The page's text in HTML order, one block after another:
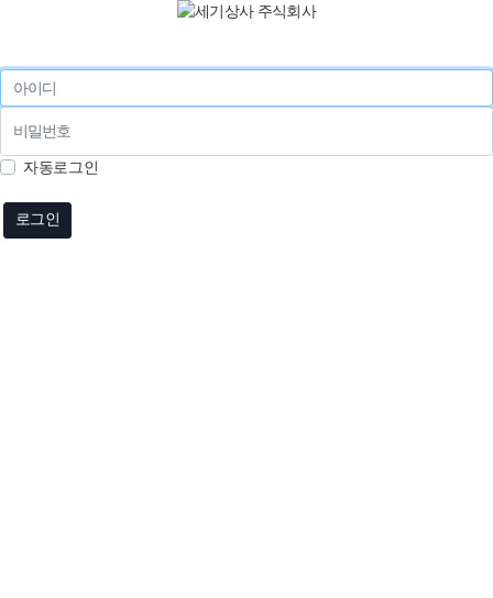
아이디
자동로그인
로그인